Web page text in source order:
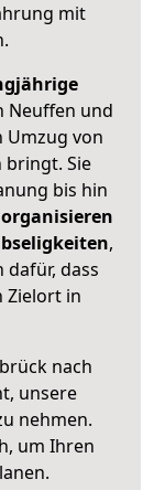
mit
.
Neuffen und
Umzug von
bringt. Sie
bis hin
organisieren
,
dafür, dass
Zielort in
nach
unsere
nehmen.
um Ihren